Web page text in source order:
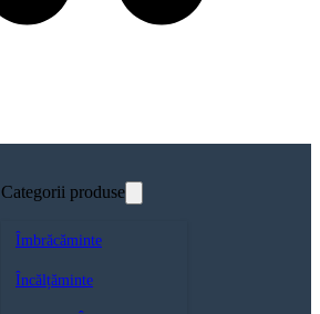
Categorii produse
Îmbrăcăminte
Încălțăminte